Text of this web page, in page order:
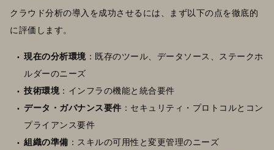
クラウド分析の導入を成功させるには、まず以下の点を徹底的
に評価します。
現在の分析環境 ：既存のツール、データソース、ステークホ
ルダーのニーズ
技術環境 ：インフラの機能と統合要件
データ・ガバナンス要件 ：セキュリティ・プロトコルとコン
プライアンス要件
組織の準備 ：スキルの可用性と変更管理のニーズ